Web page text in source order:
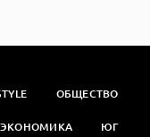
ОБЩЕСТВО
ЭКОНОМИКА ЮГ